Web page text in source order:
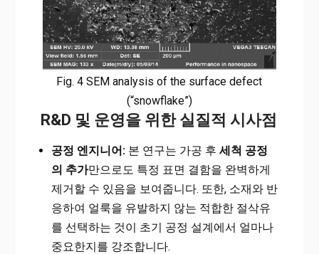
Fig. 4 SEM analysis of the surface defect
(“snowflake”)
R&D 및 운영을 위한 실질적 시사점
공정 엔지니어:본 연구는 가공 후 세척 공정
의 추가만으로도 특정 표면 결함을 완벽하게
제거할 수 있음을 보여줍니다. 또한, 소재와 반
응하여 얼룩을 유발하지 않는 적합한 절삭유
를 선택하는 것이 초기 공정 설계에서 얼마나
중요한지를 강조합니다.